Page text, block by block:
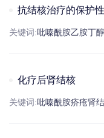
抗结核治疗的保护
关键词:吡嗪酰胺乙胺丁醇
化疗后肾结核
关键词:吡嗪酰胺疥疮肾